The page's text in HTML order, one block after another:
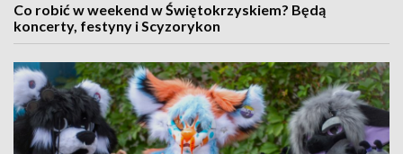
Co robić w weekend w Świętokrzyskiem? Będą
koncerty, festyny i Scyzorykon